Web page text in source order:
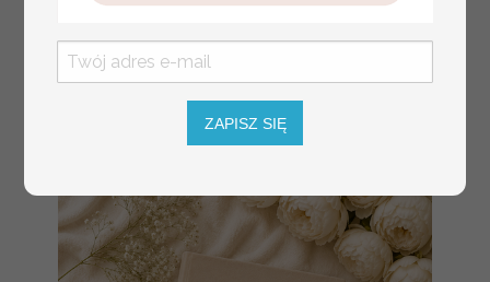
złote winietki na komunię, winietka
dekoracja stołu na komunii, komunijne
winietki z naturalnym kłosemZAPISZ SIĘ